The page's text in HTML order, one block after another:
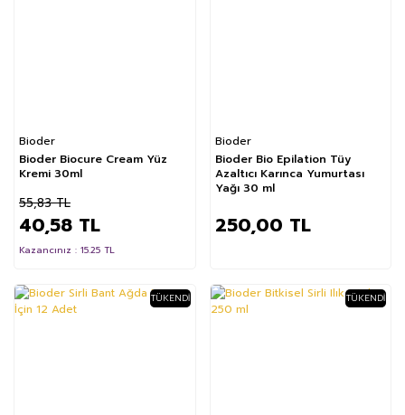
Bioder
Bioder Biocure Cream Yüz
Kremi 30ml
40,58 TL
55,83 TL
Kazancınız : 15.25 TL
Bioder
Bioder Bio Epilation Tüy
Azaltıcı Karınca Yumurtası
Yağı 30 ml
250,00 TL
TÜKENDI TÜKENDI